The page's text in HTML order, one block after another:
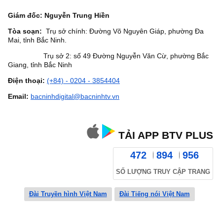
Giám đốc: Nguyễn Trung Hiền
Tòa soạn: Trụ sở chính: Đường Võ Nguyên Giáp, phường Đa
Mai, tỉnh Bắc Ninh.
Trụ sở 2: số 49 Đường Nguyễn Văn Cừ, phường Bắc
Giang, tỉnh Bắc Ninh
Điện thoại: (+84) - 0204 - 3854404
Email: bacninhdigital@bacninhtv.vn
TẢI APP BTV PLUS
472 894 956
SỐ LƯỢNG TRUY CẬP TRANG
Đài Truyền hình Việt Nam Đài Tiếng nói Việt Nam